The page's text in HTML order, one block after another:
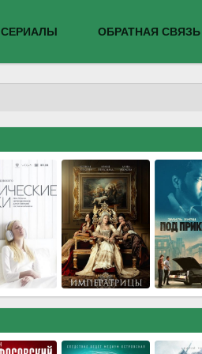
СЕРИАЛЫ ОБРАТНАЯ СВЯЗЬ